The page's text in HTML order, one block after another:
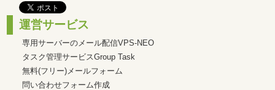
運営サービス
専用サーバーのメール配信VPS-NEO
タスク管理サービスGroup Task
無料(フリー)メールフォーム
問い合わせフォーム作成